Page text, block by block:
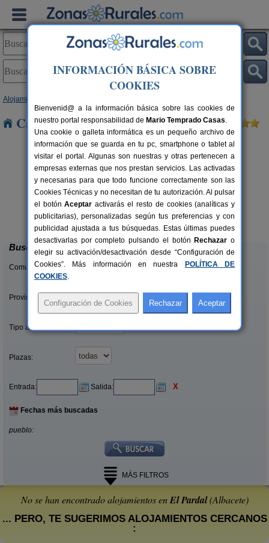
Alojamientos
Casas Rurales cerca de El Pardal
4-8 pers.
desde25 €
Casa La Pepa
Ossa de Montiel (Albacete)
Buscar
Comunidades:
Provincias/Islas:
Tipo alquiler:
Plazas:
Entrada: Salida: X
Fechas más buscadas
pueblo:
MÁS FILTROS
No se han encontrado alojamientos enEl Pardal(Albacete)
... PERO, TE SUGERIMOS ALOJAMIENTOS CERCANOS
:
INFORMACIÓN BÁSICA SOBRE
COOKIES
Bienvenid@ a la información básica sobre las cookies de
nuestro portal responsabilidad de Mario Temprado Casas.
Una cookie o galleta informática es un pequeño archivo de
información que se guarda en tu pc, smartphone o tablet al
visitar el portal. Algunas son nuestras y otras pertenecen a
empresas externas que nos prestan servicios. Las activadas
y necesarias para que todo funcione correctamente son las
Cookies Técnicas y no necesitan de tu autorización. Al pulsar
el botónAceptar activarás el resto de cookies (analíticas y
publicitarias), personalizadas según tus preferencias y con
publicidad ajustada a tus búsquedas. Estas últimas puedes
desactivarlas por completo pulsando el botón Rechazar o
elegir su activación/desactivación desde “Configuración de
Cookies”. Más información en nuestra
POLÍTICA DE
COOKIES.